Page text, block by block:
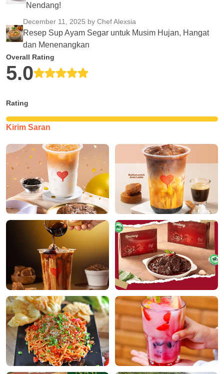
Nendang!
December 11, 2025 by Chef Alexsia
Resep Sup Ayam Segar untuk Musim Hujan, Hangat
dan Menenangkan
Overall Rating
5.0
Rating
Kirim Saran